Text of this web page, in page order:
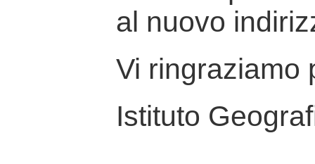
al nuovo
Vi ringraziamo
Istituto